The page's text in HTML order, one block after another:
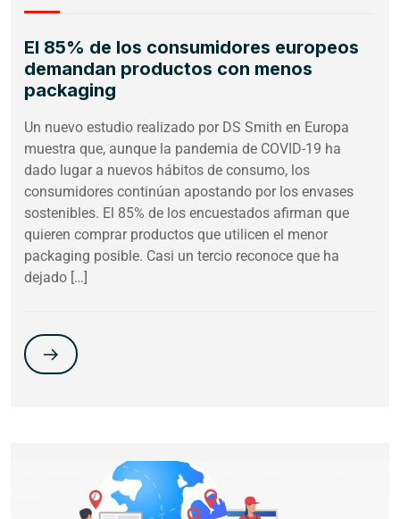
El 85% de los consumidores europeos
demandan productos con menos
packaging
Un nuevo estudio realizado por DS Smith en Europa
muestra que, aunque la pandemia de COVID-19 ha
dado lugar a nuevos hábitos de consumo, los
consumidores continúan apostando por los envases
sostenibles. El 85% de los encuestados afirman que
quieren comprar productos que utilicen el menor
packaging posible. Casi un tercio reconoce que ha
dejado […]